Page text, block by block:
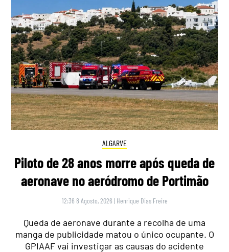
ALGARVE
Piloto de 28 anos morre após queda de
aeronave no aeródromo de Portimão
12:36 8 Agosto, 2026 | Henrique Dias Freire
Queda de aeronave durante a recolha de uma
manga de publicidade matou o único ocupante. O
GPIAAF vai investigar as causas do acidente